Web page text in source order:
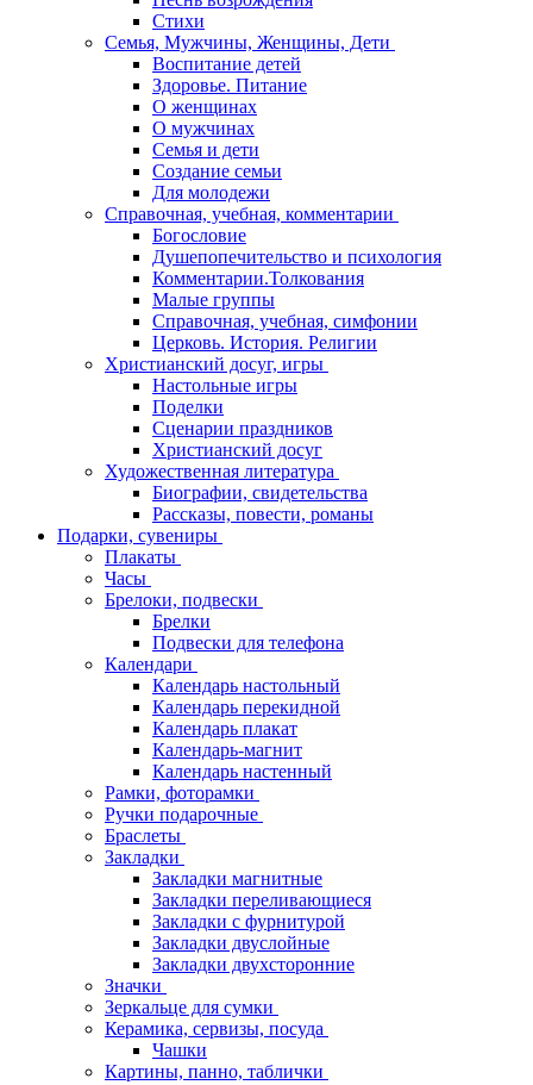
Стихи
Семья, Мужчины, Женщины, Дети
Воспитание детей
Здоровье. Питание
О женщинах
О мужчинах
Семья и дети
Создание семьи
Для молодежи
Справочная, учебная, комментарии
Богословие
Душепопечительство и психология
Комментарии.Толкования
Малые группы
Справочная, учебная, симфонии
Церковь. История. Религии
Христианский досуг, игры
Настольные игры
Поделки
Сценарии праздников
Христианский досуг
Художественная литература
Биографии, свидетельства
Рассказы, повести, романы
Подарки, сувениры
Плакаты
Часы
Брелоки, подвески
Брелки
Подвески для телефона
Календари
Календарь настольный
Календарь перекидной
Календарь плакат
Календарь-магнит
Календарь настенный
Рамки, фоторамки
Ручки подарочные
Браслеты
Закладки
Закладки магнитные
Закладки переливающиеся
Закладки с фурнитурой
Закладки двуслойные
Закладки двухсторонние
Значки
Зеркальце для сумки
Керамика, сервизы, посуда
Чашки
Картины, панно, таблички